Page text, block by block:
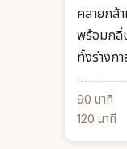
คลายกล้
พร้อมกลิ่
ทั้งร่างกา
90 นาที
120 นาที